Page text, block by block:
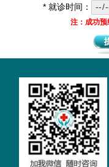
* 就诊时间：
注：成功